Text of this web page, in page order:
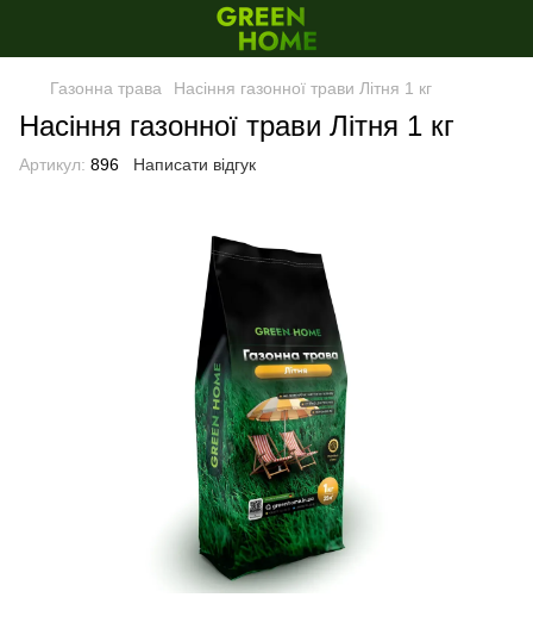
Газонна трава Насіння газонної трави Літня 1 кг
Насіння газонної трави Літня 1 кг
Артикул: 896 Написати відгук